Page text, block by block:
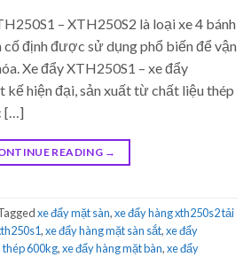
– XTH250S2 là loại xe 4 bánh
cố định được sử dụng phổ biến để vận
Xe đẩy XTH250S1 – xe đẩy
hiện đại, sản xuất từ chất liệu thép
[…]
READING →
xe đẩy mặt sàn,xe đẩy hàng xth250s2 tải
,xe đẩy hàng mặt sàn sắt,xe đẩy
thép 600kg,xe đẩy hàng mặt bàn,xe đẩy